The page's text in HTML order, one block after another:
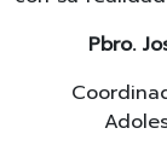
Pbro.